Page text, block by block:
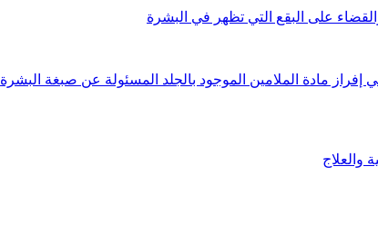
على البقع التي تظهر في البشرة
إفراز مادة الملامين الموجود بالجلد المسئولة عن صبغة البشرة
والعلاج